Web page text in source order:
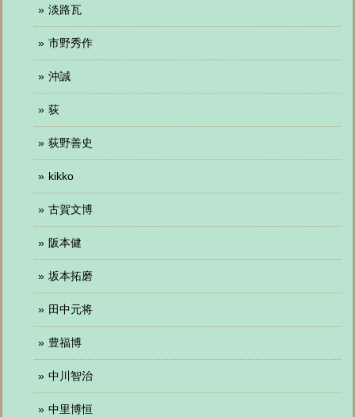
淡路瓦
市野秀作
沖誠
荻
荻野善史
kikko
古賀文博
阪本健
坂本拓磨
田中元将
豊福博
中川智治
中里博恒